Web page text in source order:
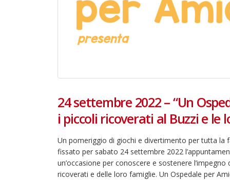
24 settembre 2022 – “Un
i piccoli ricoverati al Buzzi e le
Un pomeriggio di giochi e divertimento per tutta la
fissato per sabato 24 settembre 2022
un’occasione per conoscere e sostenere
ricoverati e delle loro famiglie. Un Ospedale per